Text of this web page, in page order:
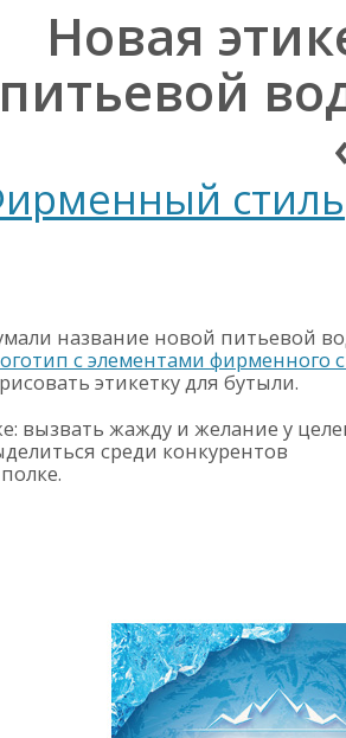
Новая
питьевой
стиль
название новой питьевой
с элементами фирменного
этикетку для бутыли.
: вызвать жажду и желание у
среди конкурентов